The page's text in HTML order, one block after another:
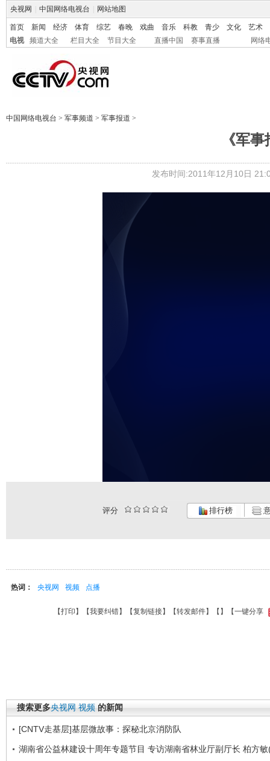
央视网 中国网络电视台 网站地图
首页 新闻 经济 体育 综艺 春晚 戏曲 音乐 科教 青少 文化
艺术
电视
频道大全 栏目大全 节目大全 直播中国 赛事直播 网络
中国网络电视台 > 军事频道 > 军事报道 >
《军
发布时间:2011年12月10日
评分 排行榜
热词： 央视网 视频 点播
【打印 】【我要纠错】【复制链接】【转发邮件】【 】 【一键分享
搜索更多央视网 视频 的新闻
[CNTV走基层]基层微故事：探秘北京消防队
湖南省公益林建设十周年专题节目 专访湖南省林业厅副厅长 柏方